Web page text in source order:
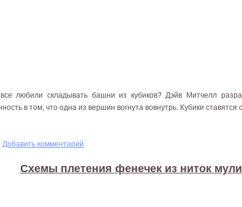
любили складывать башни из кубиков? Дэйв Митчелл
в том, что одна из вершин вогнута вовнутрь. Кубики ставятся
- оригами
Добавить комментарий
Схемы плетения фенечек из ниток